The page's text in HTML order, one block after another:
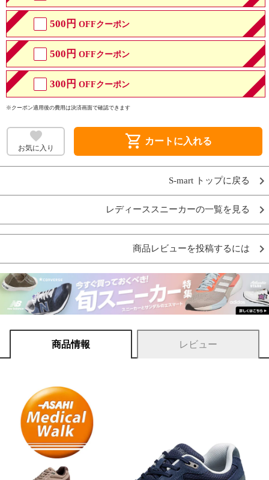
500円 OFFクーポン
500円 OFFクーポン
300円 OFFクーポン
※クーポン適用後の費用は決済画面で確認できます
お気に入り shopping_cart カートに入れる
S-mart トップに戻る
レディーススニーカーの一覧を見る
商品レビューを投稿するには
商品情報 レビュー